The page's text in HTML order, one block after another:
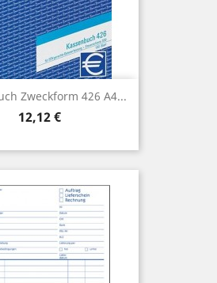
Zweckform 426 A4...
Preis
12,12 €